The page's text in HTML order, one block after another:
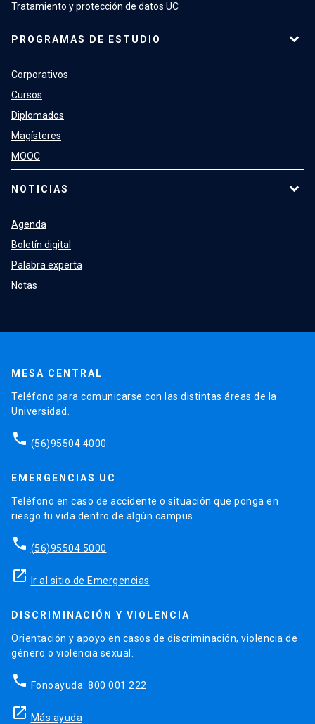
Tratamiento y protección de datos UC
PROGRAMAS DE ESTUDIO
Corporativos
Cursos
Diplomados
Magísteres
MOOC
NOTICIAS
Agenda
Boletín digital
Palabra experta
Notas
MESA CENTRAL
Teléfono para comunicarse con las distintas áreas de la
Universidad.
phone (56)95504 4000
EMERGENCIAS UC
Teléfono en caso de accidente o situación que ponga en
riesgo tu vida dentro de algún campus.
phone (56)95504 5000
launch Ir al sitio de Emergencias
DISCRIMINACIÓN Y VIOLENCIA
Orientación y apoyo en casos de discriminación, violencia de
género o violencia sexual.
phone Fonoayuda: 800 001 222
launch Más ayuda